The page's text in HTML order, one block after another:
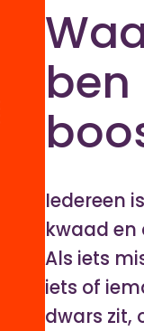
ben
Iedereen
kwaad
Als iets
iets of
dwars zit,